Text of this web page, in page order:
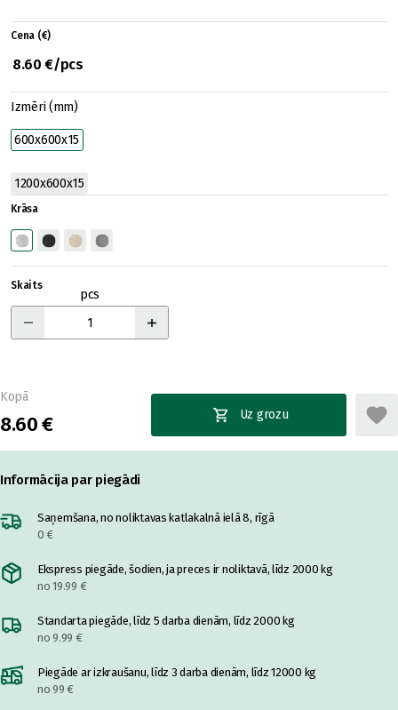
Cena (€)
8.60 €/pcs
Izmēri (mm)
600x600x15
1200x600x15
Krāsa
Skaits
pcs
Kopā
8.60 € Uz grozu
Informācija par piegādi
Saņemšana, no noliktavas katlakalnā ielā 8, rīgā
0 €
Ekspress piegāde, šodien, ja preces ir noliktavā, līdz 2000 kg
no 19.99 €
Standarta piegāde, līdz 5 darba dienām, līdz 2000 kg
no 9.99 €
Piegāde ar izkraušanu, līdz 3 darba dienām, līdz 12000 kg
no 99 €